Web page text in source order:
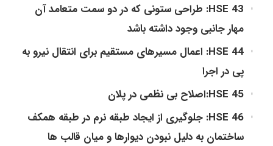
HSE 43: طراحی ستونی که در دو سمت متعامد آن
مهار جانبی وجود داشته باشد
HSE 44: اعمال مسیرهای مستقیم برای انتقال نیرو به
پی در اجرا
HSE 45:اصلاح بی نظمی در پلان
HSE 46: جلوگیری از ایجاد طبقه نرم در طبقه همکف
ساختمان به دلیل نبودن دیوارها و میان قالب ها